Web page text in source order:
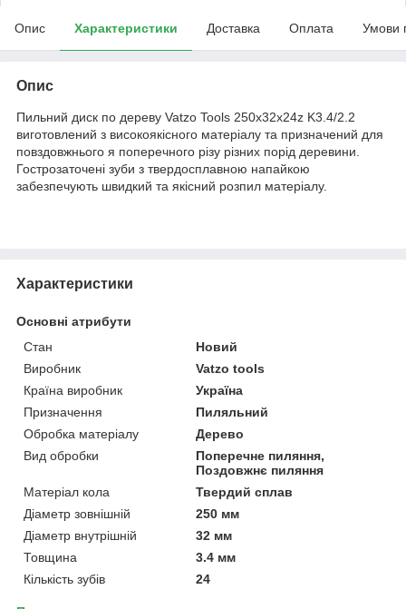
Опис Характеристики Доставка Оплата Умови
Опис
Пильний диск по дереву Vatzo Tools 250x32x24z K3.4/2.2
виготовлений з високоякісного матеріалу та призначений для
повздовжнього я поперечного різу різних порід деревини.
Гострозаточені зуби з твердосплавною напайкою
забезпечують швидкий та якісний розпил матеріалу.
Характеристики
Основні атрибути
Стан
Новий
Виробник
Vatzo tools
Країна виробник
Україна
Призначення
Пиляльний
Обробка матеріалу
Дерево
Вид обробки
Поперечне пиляння,
Поздовжнє пиляння
Матеріал кола
Твердий сплав
Діаметр зовнішній
250 мм
Діаметр внутрішній
32 мм
Товщина
3.4 мм
Кількість зубів
24